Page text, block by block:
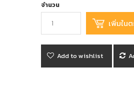
จำนวน
Add to wishlist